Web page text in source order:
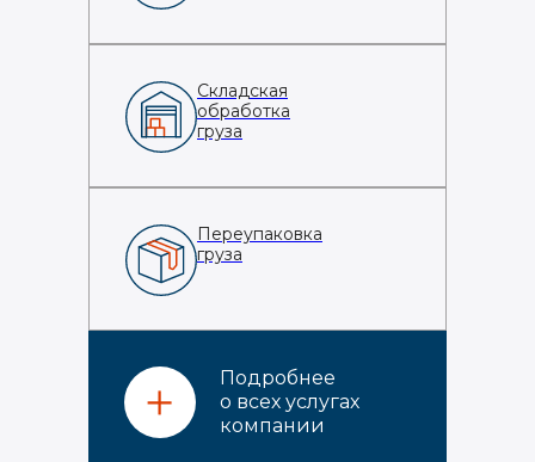
Складская
обработка
груза
Переупаковка
груза
Подробнее
о всех услугах
компании